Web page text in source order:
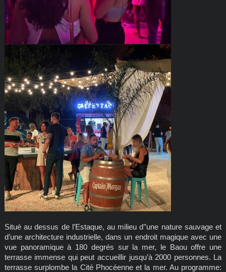
Situé au dessus de l’Estaque, au milieu d’’une nature sauvage et
d’une architecture industrielle, dans un endroit magique avec une
vue panoramique à 180 degrés sur la mer, le Baou offre une
terrasse immense qui peut accueillir jusqu’à 2000 personnes. La
terrasse surplombe la Cité Phocéenne et la mer. Au programme: